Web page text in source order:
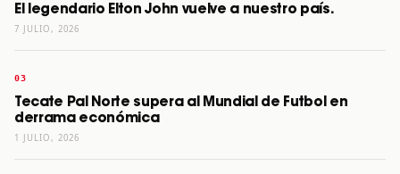
El legendario Elton John vuelve a nuestro país.
7 JULIO, 2026
Tecate Pal Norte supera al Mundial de Futbol en
derrama económica
1 JULIO, 2026